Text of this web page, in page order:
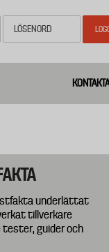
underlättat
tillverkare
tester, guider och